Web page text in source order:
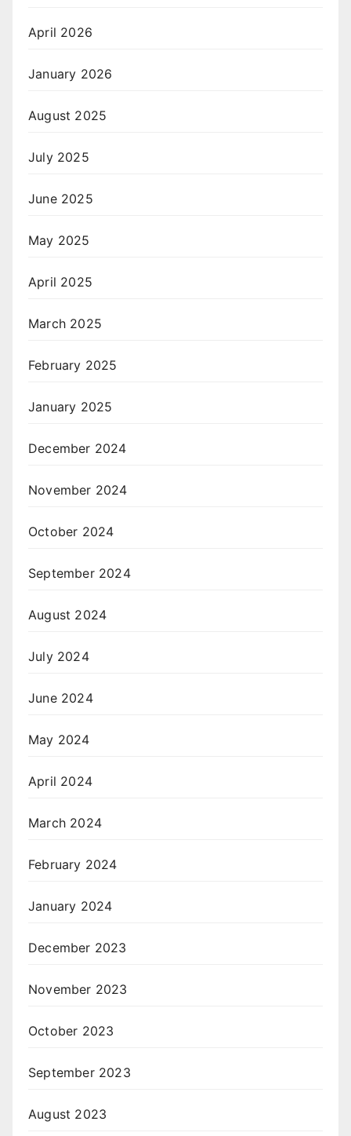
April 2026
January 2026
August 2025
July 2025
June 2025
May 2025
April 2025
March 2025
February 2025
January 2025
December 2024
November 2024
October 2024
September 2024
August 2024
July 2024
June 2024
May 2024
April 2024
March 2024
February 2024
January 2024
December 2023
November 2023
October 2023
September 2023
August 2023